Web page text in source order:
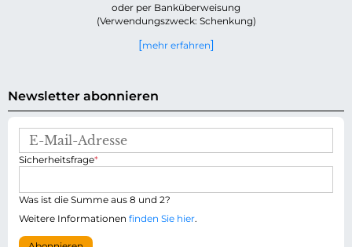
oder per Banküberweisung
(Verwendungszweck: Schenkung)
mehr erfahren
Newsletter abonnieren
M
l
-
d
P
i
h
t
Sicherheitsfrage*
Was ist die Summe aus 8 und 2?
Weitere Informationen finden Sie hier.